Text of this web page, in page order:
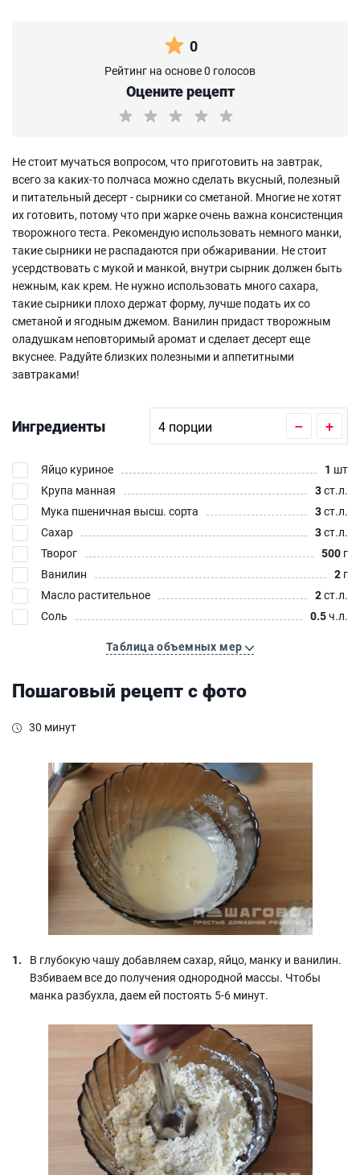
0
Рейтинг на основе 0 голосов
Оцените рецепт
Не стоит мучаться вопросом, что приготовить на завтрак,
всего за каких-то полчаса можно сделать вкусный, полезный
и питательный десерт - сырники со сметаной. Многие не хотят
их готовить, потому что при жарке очень важна консистенция
творожного теста. Рекомендую использовать немного манки,
такие сырники не распадаются при обжаривании. Не стоит
усердствовать с мукой и манкой, внутри сырник должен быть
нежным, как крем. Не нужно использовать много сахара,
такие сырники плохо держат форму, лучше подать их со
сметаной и ягодным джемом. Ванилин придаст творожным
оладушкам неповторимый аромат и сделает десерт еще
вкуснее. Радуйте близких полезными и аппетитными
завтраками!
Ингредиенты – +
Яйцо куриное 1 шт
Крупа манная
3ст.л.
Мука пшеничная высш. сорта
3ст.л.
Сахар
3ст.л.
Творог
500 г
Ванилин
2 г
Масло растительное
2ст.л.
Соль
0.5ч.л.
Таблица объемных мер
Пошаговый рецепт с фото
30 минут
В глубокую чашу добавляем сахар, яйцо, манку и ванилин.
Взбиваем все до получения однородной массы. Чтобы
манка разбухла, даем ей постоять 5-6 минут.